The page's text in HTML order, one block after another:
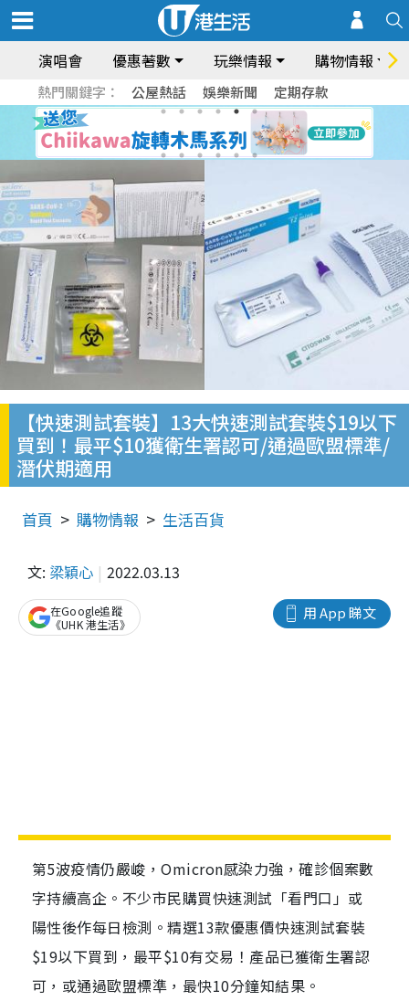
演唱會 優惠著數 玩樂情報 購物情報
熱門關鍵字： 公屋熱話 娛樂新聞 定期存款
【快速測試套裝】13大快速測試套裝$19以下
買到！最平$10獲衛生署認可/通過歐盟標準/
潛伏期適用
首頁 購物情報 生活百貨
文: 梁穎心 2022.03.13
用 App 睇文
在Google追蹤
《UHK 港生活》
第5波疫情仍嚴峻，Omicron感染力強，確診個案數
字持續高企。不少市民購買快速測試「看門口」或
陽性後作每日檢測。精選13款優惠價快速測試套裝
$19以下買到，最平$10有交易！產品已獲衛生署認
可，或通過歐盟標準，最快10分鐘知結果。